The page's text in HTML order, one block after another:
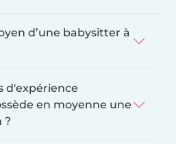
d’une babysitter à
d'expérience
en moyenne une
?